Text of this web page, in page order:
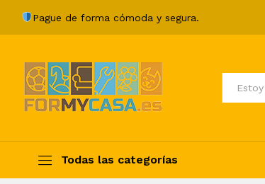
Pague de forma cómoda y segura.
Todos
Todas las categorías
Description Specification